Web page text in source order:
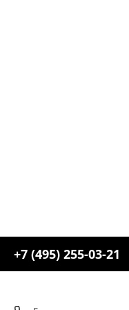
+7 (495) 255-03-21